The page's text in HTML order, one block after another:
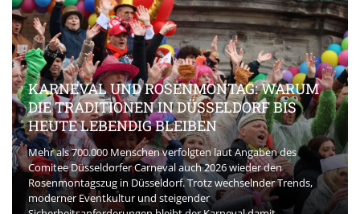
KARNEVAL UND ROSENMONTAG: WARUM
DIE TRADITIONEN IN DÜSSELDORF BIS
HEUTE LEBENDIG BLEIBEN
Mehr als 700.000 Menschen verfolgten laut Angaben des
Comitee Düsseldorfer Carneval auch 2026 wieder den
Rosenmontagszug in Düsseldorf. Trotz wechselnder Trends,
moderner Eventkultur und steigender